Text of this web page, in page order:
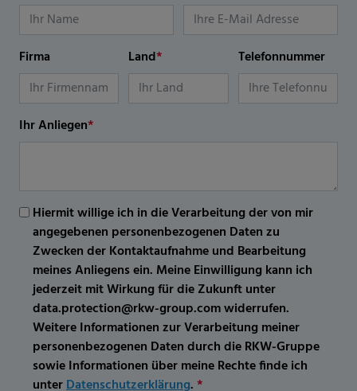
Firma Land* Telefonnummer
Ihr Anliegen*
Hiermit willige ich in die Verarbeitung der von mir
angegebenen personenbezogenen Daten zu
Zwecken der Kontaktaufnahme und Bearbeitung
meines Anliegens ein. Meine Einwilligung kann ich
jederzeit mit Wirkung für die Zukunft unter
data.protection@rkw-group.com widerrufen.
Weitere Informationen zur Verarbeitung meiner
personenbezogenen Daten durch die RKW-Gruppe
sowie Informationen über meine Rechte finde ich
unterDatenschutzerklärung.*